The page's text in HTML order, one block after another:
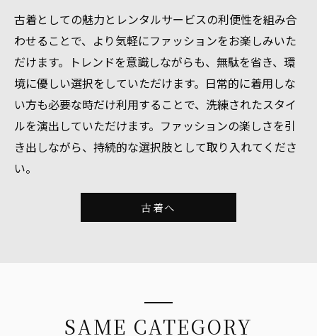
古着としての魅力とレンタルサービスの利便性を組み合
わせることで、より気軽にファッションをお楽しみいた
だけます。トレンドを意識しながらも、無駄を省き、環
境に優しい選択をしていただけます。日常的に着用しな
い方も必要な時だけ利用することで、洗練されたスタイ
ルを演出していただけます。ファッションの楽しさを引
き出しながら、持続的な選択肢として取り入れてくださ
い。
古着へ
SAME CATEGORY